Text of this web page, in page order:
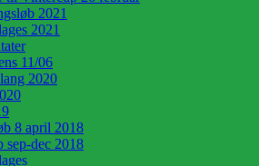
2021
2021
11/06
2020
8 april 2018
sep-dec 2018